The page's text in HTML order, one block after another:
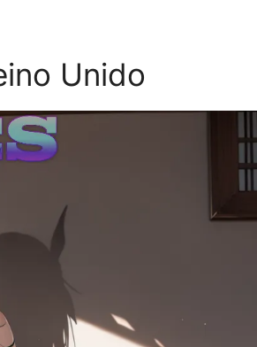
Unido